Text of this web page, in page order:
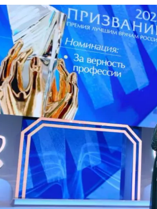
Приуральский район
Пуровский район
Салехард
Тарко-Сале
Тазовский район
Шурышкарский район
Ямальский район